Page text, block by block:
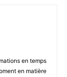
en temps
en matière